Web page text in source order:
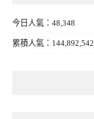
今日人氣：48,348
累積人氣：144,892,542